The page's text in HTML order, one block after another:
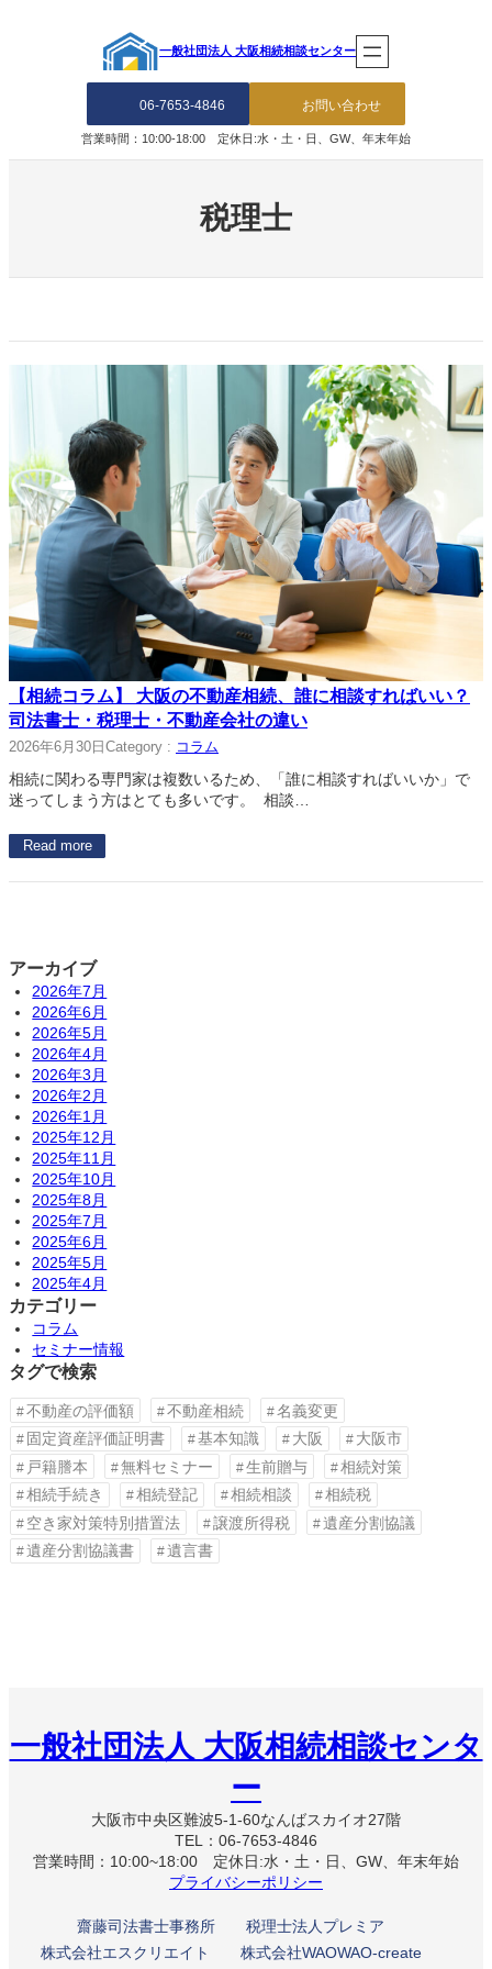
一般社団法人 大阪相続相談センター
06-7653-4846 お問い合わせ
営業時間：10:00-18:00 定休日:水・土・日、GW、年末年始
税理士
【相続コラム】 大阪の不動産相続、誰に相談すればいい？
司法書士・税理士・不動産会社の違い
2026年6月30日 Category : コラム
相続に関わる専門家は複数いるため、「誰に相談すればいいか」で
迷ってしまう方はとても多いです。 相談…
Read more
アーカイブ
2026年7月
2026年6月
2026年5月
2026年4月
2026年3月
2026年2月
2026年1月
2025年12月
2025年11月
2025年10月
2025年8月
2025年7月
2025年6月
2025年5月
2025年4月
カテゴリー
コラム
セミナー情報
タグで検索
不動産の評価額 不動産相続
名義変更
固定資産評価証明書
基本知識 大阪
大阪市
戸籍謄本
無料セミナー 生前贈与
相続対策
相続手続き
相続登記 相続相談
相続税
空き家対策特別措置法
譲渡所得税
遺産分割協議
遺産分割協議書
遺言書
一般社団法人 大阪相続相談センタ
ー
大阪市中央区難波5-1-60なんばスカイオ27階
TEL：06-7653-4846
営業時間：10:00~18:00 定休日:水・土・日、GW、年末年始
プライバシーポリシー
齋藤司法書士事務所
税理士法人プレミア
株式会社エスクリエイト
株式会社WAOWAO-create